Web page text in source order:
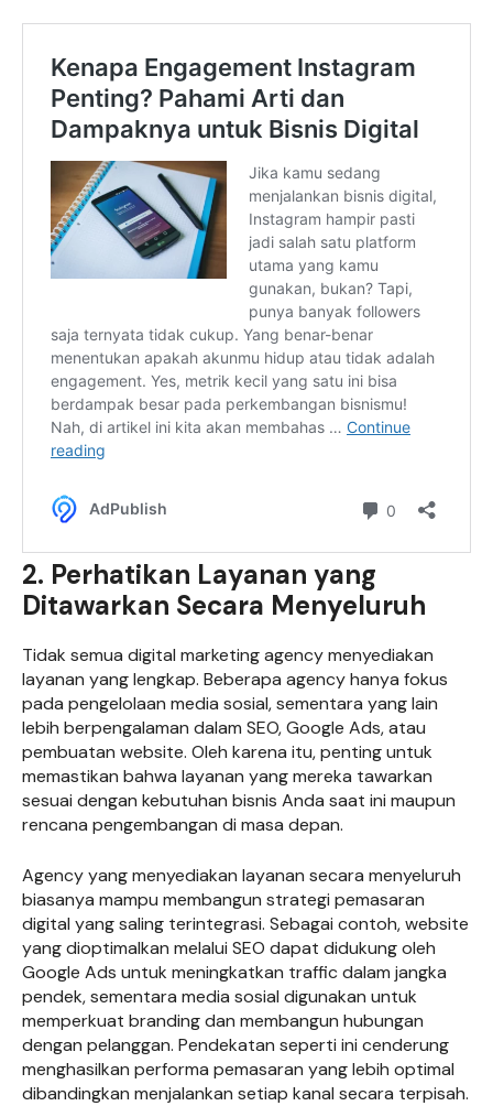
2. Perhatikan Layanan yang
Ditawarkan Secara Menyeluruh
Tidak semua digital marketing agency menyediakan
layanan yang lengkap. Beberapa agency hanya fokus
pada pengelolaan media sosial, sementara yang lain
lebih berpengalaman dalam SEO, Google Ads, atau
pembuatan website. Oleh karena itu, penting untuk
memastikan bahwa layanan yang mereka tawarkan
sesuai dengan kebutuhan bisnis Anda saat ini maupun
rencana pengembangan di masa depan.
Agency yang menyediakan layanan secara menyeluruh
biasanya mampu membangun strategi pemasaran
digital yang saling terintegrasi. Sebagai contoh, website
yang dioptimalkan melalui SEO dapat didukung oleh
Google Ads untuk meningkatkan traffic dalam jangka
pendek, sementara media sosial digunakan untuk
memperkuat branding dan membangun hubungan
dengan pelanggan. Pendekatan seperti ini cenderung
menghasilkan performa pemasaran yang lebih optimal
dibandingkan menjalankan setiap kanal secara terpisah.